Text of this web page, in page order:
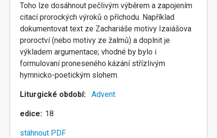
Toho lze dosáhnout pečlivým výběrem a zapojením
citací prorockých výroků o příchodu. Například
dokumentovat text ze Zachariáše motivy Izaiášova
proroctví (nebo motivy ze žalmů) a doplnit je
výkladem argumentace; vhodné by bylo i
formulovaní proneseného kázání střízlivým
hymnicko-poetickým slohem.
Liturgické období Advent
edice 18
stáhnout PDF